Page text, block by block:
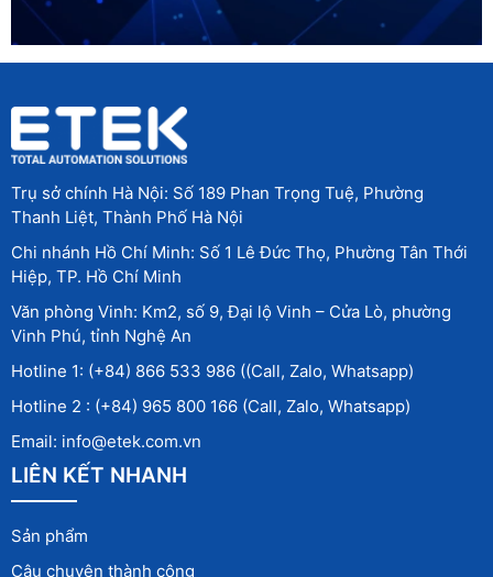
Trụ sở chính Hà Nội: Số 189 Phan Trọng Tuệ, Phường
Thanh Liệt, Thành Phố Hà Nội
Chi nhánh Hồ Chí Minh: Số 1 Lê Đức Thọ, Phường Tân Thới
Hiệp, TP. Hồ Chí Minh
Văn phòng Vinh: Km2, số 9, Đại lộ Vinh – Cửa Lò, phường
Vinh Phú, tỉnh Nghệ An
Hotline 1: (+84) 866 533 986 ((Call, Zalo, Whatsapp)
Hotline 2 : (+84) 965 800 166 (Call, Zalo, Whatsapp)
Email: info@etek.com.vn
LIÊN KẾT NHANH
Sản phẩm
Câu chuyện thành công